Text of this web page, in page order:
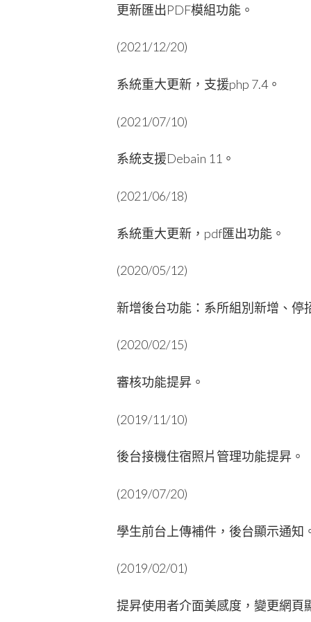
更新匯出PDF模組功能。
(2021/12/20)
系統重大更新，支援php 7.4。
(2021/07/10)
系統支援Debain 11。
(2021/06/18)
系統重大更新，pdf匯出功能。
(2020/05/12)
新增後台功能：系所組別新增、停
(2020/02/15)
審核功能提昇。
(2019/11/10)
後台接機住宿照片管理功能提昇。
(2019/07/20)
學生前台上傳補件，後台顯示通知
(2019/02/01)
提昇使用者介面美感度，變更網頁